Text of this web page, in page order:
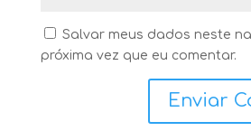
Salvar meus dados neste
próxima vez que eu comentar.